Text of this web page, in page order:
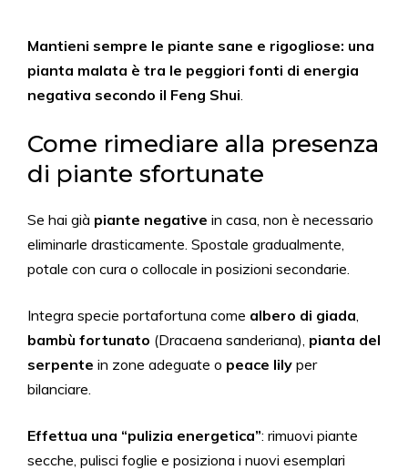
Mantieni sempre le piante sane e rigogliose: una
pianta malata è tra le peggiori fonti di energia
negativa secondo il Feng Shui.
Come rimediare alla presenza
di piante sfortunate
Se hai già piante negative in casa, non è necessario
eliminarle drasticamente. Spostale gradualmente,
potale con cura o collocale in posizioni secondarie.
Integra specie portafortuna come albero di giada,
bambù fortunato (Dracaena sanderiana), pianta del
serpente in zone adeguate o peace lily per
bilanciare.
Effettua una “pulizia energetica”: rimuovi piante
secche, pulisci foglie e posiziona i nuovi esemplari